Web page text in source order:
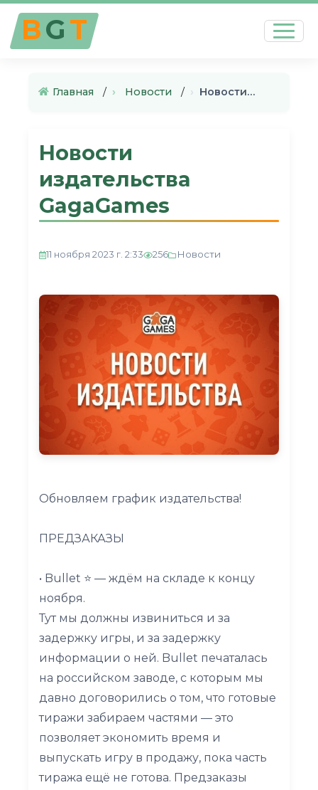
BGT
Главная › Новости › Новости издательства GagaGames
Новости
издательства
GagaGames
11 ноября 2023 г. 2:33 256 Новости
Обновляем график издательства!
ПРЕДЗАКАЗЫ
• Bullet ⭐️ — ждём на складе к концу
ноября.
Тут мы должны извиниться и за
задержку игры, и за задержку
информации о ней. Bullet печаталась
на российском заводе, с которым мы
давно договорились о том, что готовые
тиражи забираем частями — это
позволяет экономить время и
выпускать игру в продажу, пока часть
тиража ещё не готова. Предзаказы